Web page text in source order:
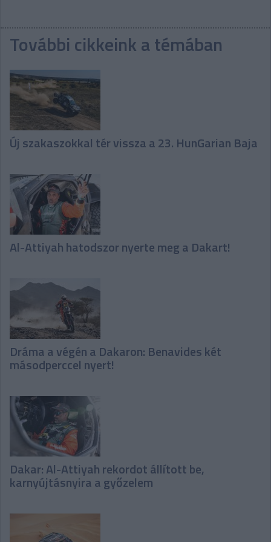
További cikkeink a témában
Új szakaszokkal tér vissza a 23. HunGarian Baja
Al-Attiyah hatodszor nyerte meg a Dakart!
Dráma a végén a Dakaron: Benavides két
másodperccel nyert!
Dakar: Al-Attiyah rekordot állított be,
karnyújtásnyira a győzelem